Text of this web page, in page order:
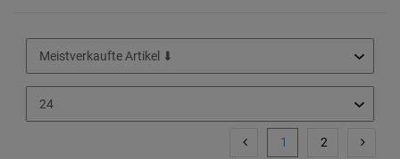
1 2